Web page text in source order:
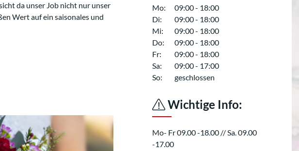
da unser Job nicht nur unser
Wert auf ein saisonales und
Mo:
09:00 - 18:00
Di:
09:00 - 18:00
Mi:
09:00 - 18:00
Do:
09:00 - 18:00
Fr:
09:00 - 18:00
Sa:
09:00 - 17:00
So:
geschlossen
Wichtige Info:
Mo- Fr 09.00 -18.00 // Sa. 09.00
-17.00